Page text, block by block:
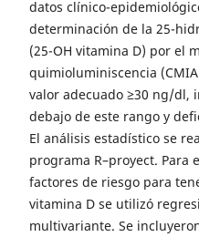
datos clínico-
determinación de la 25-
(25-OH vitamina D) por el
quimioluminiscencia
valor adecuado ≥30 ng/dl,
debajo de este rango y
El análisis estadístico se
programa R–proyect. Para
factores de riesgo para
vitamina D se utilizó
multivariante. Se